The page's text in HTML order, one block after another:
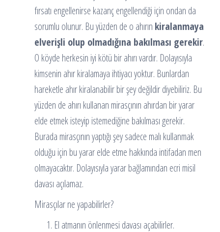
fırsatı engellenirse kazanç engellendiği için ondan da
sorumlu olunur. Bu yüzden de o ahırın kiralanmaya
elverişli olup olmadığına bakılması gerekir.
O köyde herkesin iyi kötü bir ahırı vardır. Dolayısıyla
kimsenin ahır kiralamaya ihtiyacı yoktur. Bunlardan
hareketle ahır kiralanabilir bir şey değildir diyebiliriz. Bu
yüzden de ahırı kullanan mirasçının ahırdan bir yarar
elde etmek isteyip istemediğine bakılması gerekir.
Burada mirasçının yaptığı şey sadece malı kullanmak
olduğu için bu yarar elde etme hakkında intifadan men
olmayacaktır. Dolayısıyla yarar bağlamından ecri misil
davası açılamaz.
Mirasçılar ne yapabilirler?
El atmanın önlenmesi davası açabilirler.